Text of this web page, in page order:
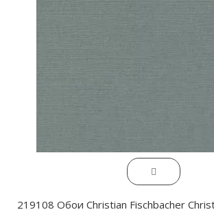
219108 Обои Christian Fischbacher